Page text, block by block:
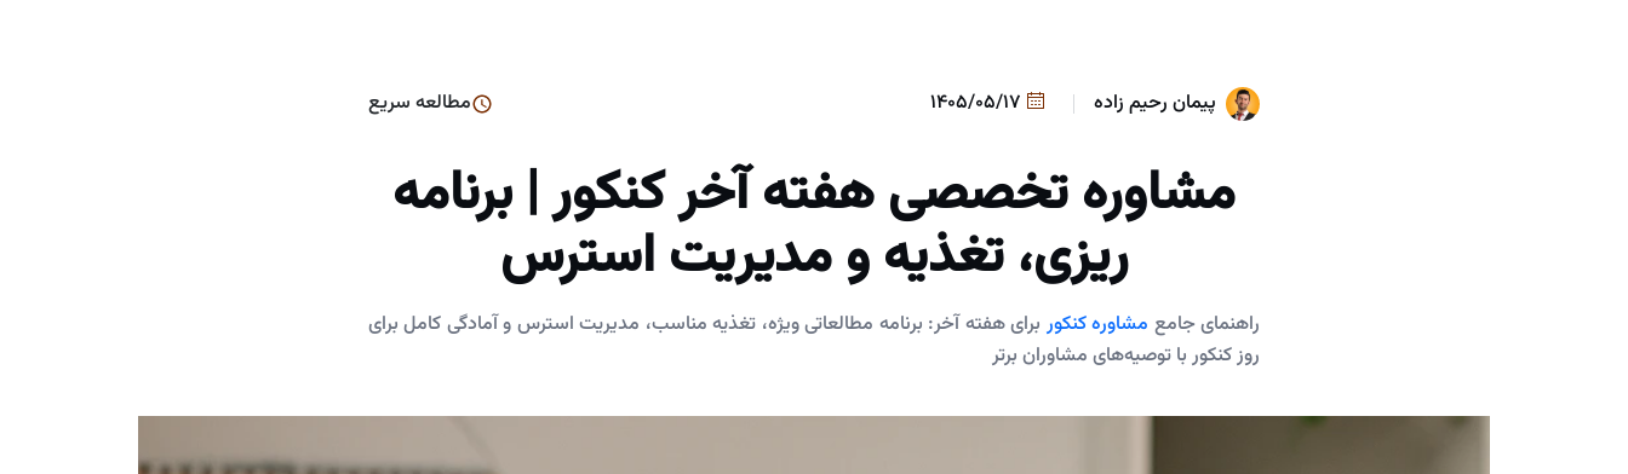
پیمان رحیم زاده مطالعه سریع
مشاوره تخصصی هفته آخر کنکور | برنامه
ریزی، تغذیه و مدیریت استرس
راهنمای جامع مشاوره کنکور برای هفته آخر: برنامه مطالعاتی ویژه، تغذیه مناسب، مدیریت استرس و آمادگی کامل برای
روز کنکور با توصیه‌های مشاوران برتر